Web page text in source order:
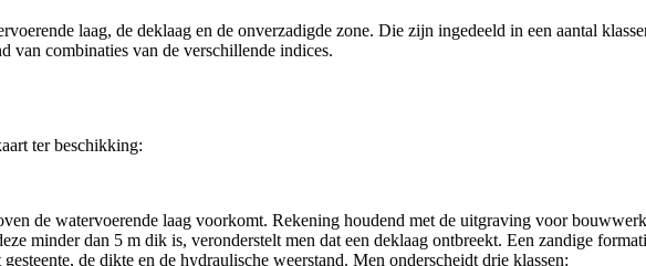
laag, de deklaag en de onverzadigde zone. Die zijn ingedeeld in een aantal
van combinaties van de verschillende indices.
ter beschikking:
de watervoerende laag voorkomt. Rekening houdend met de uitgraving voor
minder dan 5 m dik is, veronderstelt men dat een deklaag ontbreekt. Een zandige
de dikte en de hydraulische weerstand. Men onderscheidt drie klassen: